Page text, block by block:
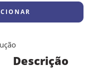
Descrição